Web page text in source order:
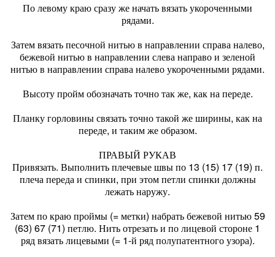
По левому краю сразу же начать вязать укороченными
рядами.
Затем вязать песочной нитью в направлении справа налево,
бежевой нитью в направлении слева направо и зеленой
нитью в направлении справа налево укороченными рядами.
Высоту пройм обозначать точно так же, как на переде.
Планку горловины связать точно такой же ширины, как на
переде, и таким же образом.
ПРАВЫЙ РУКАВ
Привязать. Выполнить плечевые швы по 13 (15) 17 (19) п.
плеча переда и спинки, при этом петли спинки должны
лежать наружу.
Затем по краю проймы (= метки) набрать бежевой нитью 59
(63) 67 (71) петлю. Нить отрезать и по лицевой стороне 1
ряд вязать лицевыми (= 1-й ряд полупатентного узора).